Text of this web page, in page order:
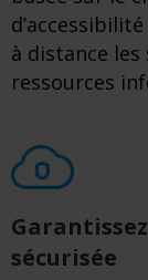
à distance
ressources
sécurisée